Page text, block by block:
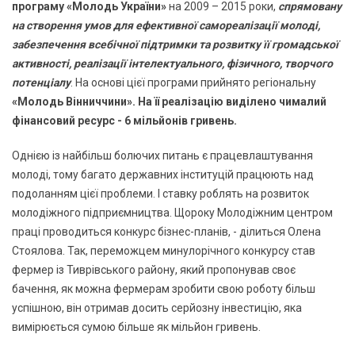
програму «Молодь України»на 2009 – 2015 роки, спрямовану
на створення умов для ефективної самореалізації молоді,
забезпечення всебічної підтримки та розвитку її громадської
активності, реалізації інтелектуального, фізичного, творчого
потенціалу. На основі цієї програми прийнято регіональну
«Молодь Вінниччини». На її реалізацію виділено чималий
фінансовий ресурс - 6 мільйонів гривень.
Однією із найбільш болючих питань є працевлаштування
молоді, тому багато державних інституцій працюють над
подоланням цієї проблеми. І ставку роблять на розвиток
молодіжного підприємництва. Щороку Молодіжним центром
праці проводиться конкурс бізнес-планів, - ділиться Олена
Стоялова. Так, переможцем минулорічного конкурсу став
фермер із Тиврівського району, який пропонував своє
бачення, як можна фермерам зробити свою роботу більш
успішною, він отримав досить серйозну інвестицію, яка
вимірюється сумою більше як мільйон гривень.